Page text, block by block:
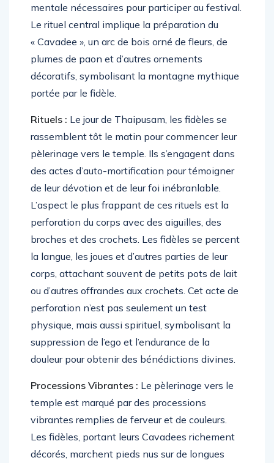
mentale nécessaires pour participer au festival.
Le rituel central implique la préparation du
« Cavadee », un arc de bois orné de fleurs, de
plumes de paon et d’autres ornements
décoratifs, symbolisant la montagne mythique
portée par le fidèle.
Rituels : Le jour de Thaipusam, les fidèles se
rassemblent tôt le matin pour commencer leur
pèlerinage vers le temple. Ils s’engagent dans
des actes d’auto-mortification pour témoigner
de leur dévotion et de leur foi inébranlable.
L’aspect le plus frappant de ces rituels est la
perforation du corps avec des aiguilles, des
broches et des crochets. Les fidèles se percent
la langue, les joues et d’autres parties de leur
corps, attachant souvent de petits pots de lait
ou d’autres offrandes aux crochets. Cet acte de
perforation n’est pas seulement un test
physique, mais aussi spirituel, symbolisant la
suppression de l’ego et l’endurance de la
douleur pour obtenir des bénédictions divines.
Processions Vibrantes : Le pèlerinage vers le
temple est marqué par des processions
vibrantes remplies de ferveur et de couleurs.
Les fidèles, portant leurs Cavadees richement
décorés, marchent pieds nus sur de longues